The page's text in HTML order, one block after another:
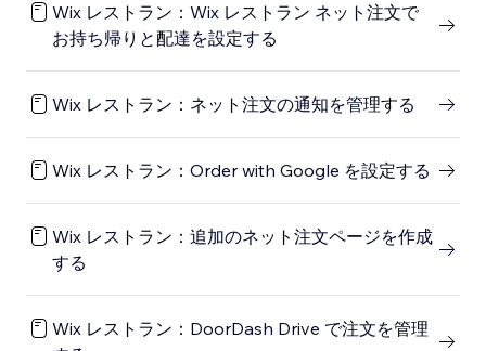
Wix レストラン：Wix レストラン ネット注文で
お持ち帰りと配達を設定する
Wix レストラン：ネット注文の通知を管理する
Wix レストラン：Order with Google を設定する
Wix レストラン：追加のネット注文ページを作成
する
Wix レストラン：DoorDash Drive で注文を管理